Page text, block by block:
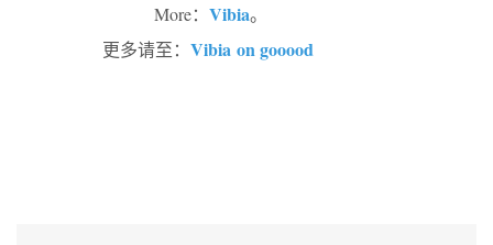
More： Vibia。
更多请至： Vibia on gooood